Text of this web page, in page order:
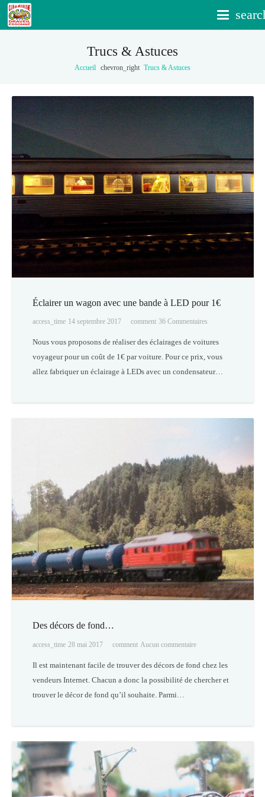
Trucs & Astuces
Accueil chevron_right Trucs & Astuces
Éclairer un wagon avec une bande à LED pour 1€
access_time 14 septembre 2017 comment 36Commentaires
Nous vous proposons de réaliser des éclairages de voitures
voyageur pour un coût de 1€ par voiture. Pour ce prix, vous
allez fabriquer un éclairage à LEDs avec un condensateur…
Des décors de fond…
access_time 28 mai 2017 comment Aucun commentaire
Il est maintenant facile de trouver des décors de fond chez les
vendeurs Internet. Chacun a donc la possibilité de chercher et
trouver le décor de fond qu’il souhaite. Parmi…